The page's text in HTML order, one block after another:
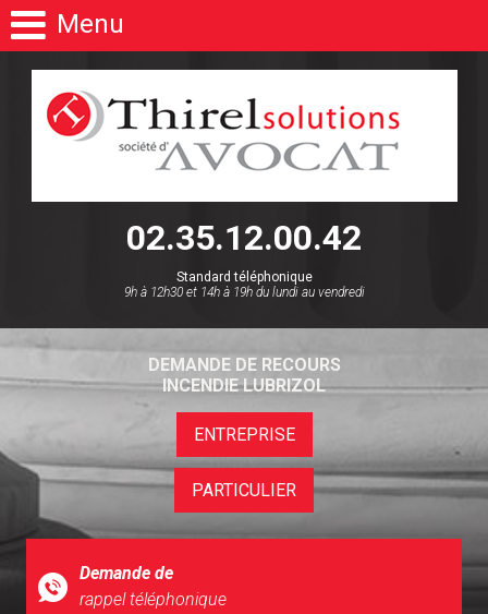
Menu
02.35.12.00.42
Standard téléphonique
9h à 12h30 et 14h à 19h du lundi au vendredi
Demande de
rappel téléphonique
DEMANDE DE RECOURS
INCENDIE LUBRIZOL
ENTREPRISE
PARTICULIER